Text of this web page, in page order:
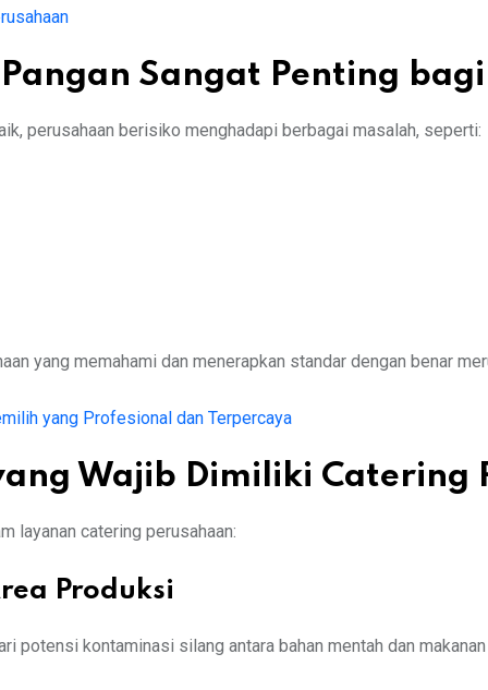
Sangat Penting
perusahaan berisiko menghadapi berbagai masalah, seperti:
yang memahami dan menerapkan standar dengan benar
yang Profesional dan Terpercaya
Wajib Dimiliki Catering
layanan catering perusahaan:
Produksi
potensi kontaminasi silang antara bahan mentah dan